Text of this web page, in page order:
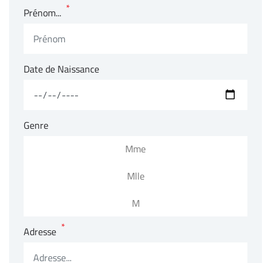
Prénom... *
Date de Naissance
Genre
Mme
Mlle
M
Adresse *